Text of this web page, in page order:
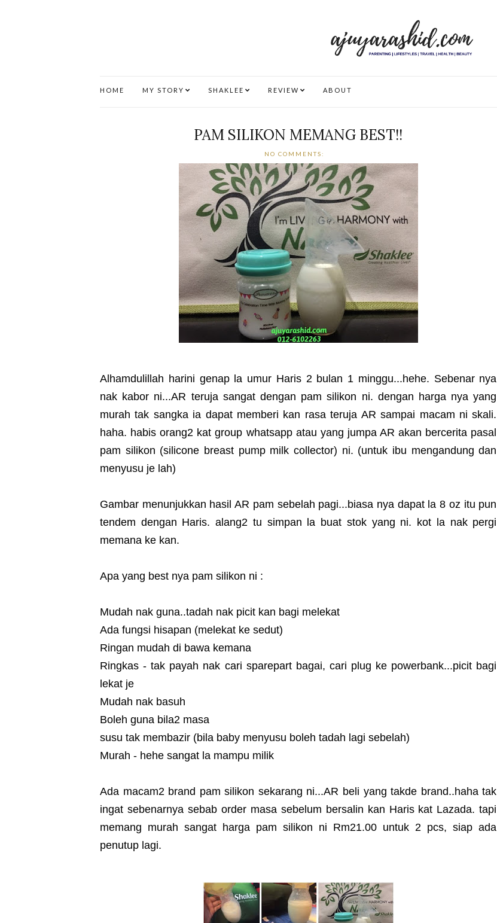
HOME MY STORY SHAKLEE REVIEW ABOUT
PAM SILIKON MEMANG BEST!!
NO COMMENTS:
Alhamdulillah harini genap la umur Haris 2 bulan 1 minggu...hehe. Sebenar nya
nak kabor ni...AR teruja sangat dengan pam silikon ni. dengan harga nya yang
murah tak sangka ia dapat memberi kan rasa teruja AR sampai macam ni skali.
haha. habis orang2 kat group whatsapp atau yang jumpa AR akan bercerita pasal
pam silikon (silicone breast pump milk collector) ni. (untuk ibu mengandung dan
menyusu je lah)
Gambar menunjukkan hasil AR pam sebelah pagi...biasa nya dapat la 8 oz itu pun
tendem dengan Haris. alang2 tu simpan la buat stok yang ni. kot la nak pergi
memana ke kan.
Apa yang best nya pam silikon ni :
Mudah nak guna..tadah nak picit kan bagi melekat
Ada fungsi hisapan (melekat ke sedut)
Ringan mudah di bawa kemana
Ringkas - tak payah nak cari sparepart bagai, cari plug ke powerbank...picit bagi
lekat je
Mudah nak basuh
Boleh guna bila2 masa
susu tak membazir (bila baby menyusu boleh tadah lagi sebelah)
Murah - hehe sangat la mampu milik
Ada macam2 brand pam silikon sekarang ni...AR beli yang takde brand..haha tak
ingat sebenarnya sebab order masa sebelum bersalin kan Haris kat Lazada. tapi
memang murah sangat harga pam silikon ni Rm21.00 untuk 2 pcs, siap ada
penutup lagi.